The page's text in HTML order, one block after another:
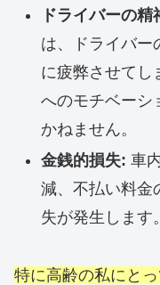
ドライバーの精
は、ドライバー
に疲弊させてし
へのモチベーシ
かねません。
金銭的損失: 車
減、不払い料金
失が発生します。
特に高齢の私にと